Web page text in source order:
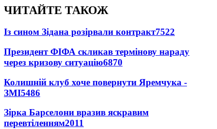
ЧИТАЙТЕ ТАКОЖ
Із сином Зідана розірвали контракт7522
Президент ФІФА скликав термінову нараду
через кризову ситуацію6870
Колишній клуб хоче повернути Яремчука -
ЗМІ5486
Зірка Барселони вразив яскравим
перевтіленням2011